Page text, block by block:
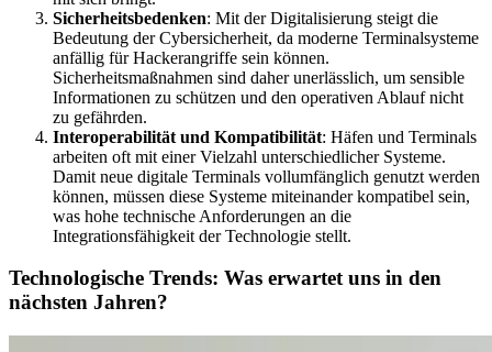
Sicherheitsbedenken: Mit der Digitalisierung steigt die
Bedeutung der Cybersicherheit, da moderne Terminalsysteme
anfällig für Hackerangriffe sein können.
Sicherheitsmaßnahmen sind daher unerlässlich, um sensible
Informationen zu schützen und den operativen Ablauf nicht
zu gefährden.
Interoperabilität und Kompatibilität: Häfen und Terminals
arbeiten oft mit einer Vielzahl unterschiedlicher Systeme.
Damit neue digitale Terminals vollumfänglich genutzt werden
können, müssen diese Systeme miteinander kompatibel sein,
was hohe technische Anforderungen an die
Integrationsfähigkeit der Technologie stellt.
Technologische Trends: Was erwartet uns in den
nächsten Jahren?